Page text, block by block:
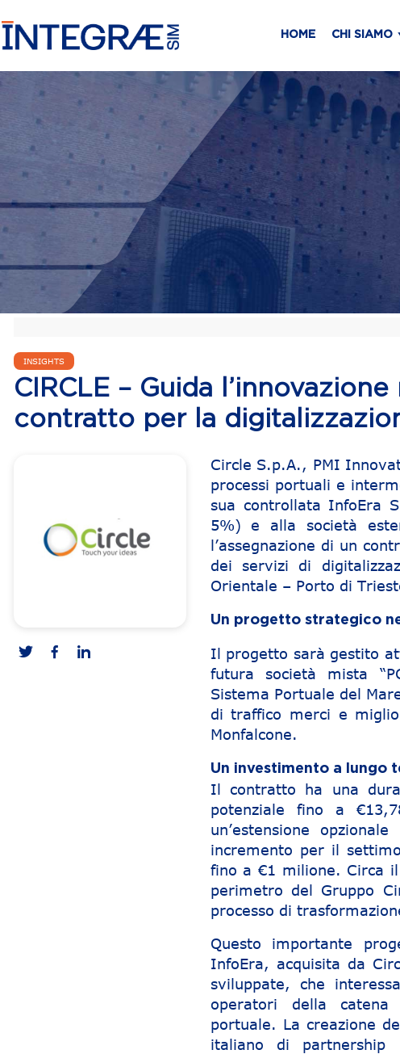
HOME CHI SIAMO
INSIGHTS
CIRCLE – Guida
contratto per la
Circle S.p.A., PMI
processi portuali e
sua controllata InfoEra
5%) e alla società
l’assegnazione di un
dei servizi di
Orientale – Porto di
Un progetto strategico
Il progetto sarà gestito
futura società mista
Sistema Portuale del
di traffico merci e
Monfalcone.
Un investimento a lungo
Il contratto ha una
potenziale fino a
un’estensione
incremento per il
fino a €1 milione. Circa
perimetro del Gruppo
processo di
Questo importante
InfoEra, acquisita da
sviluppate, che
operatori della catena
portuale. La creazione
italiano di partnership